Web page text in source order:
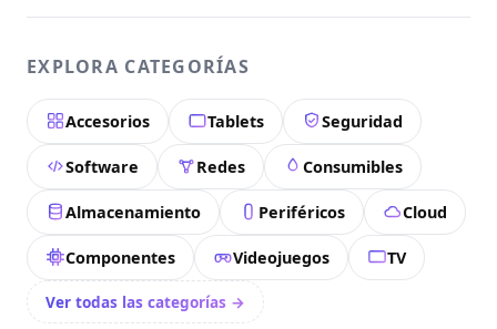
EXPLORA CATEGORÍAS
Accesorios Tablets Seguridad
Software Redes Consumibles
Almacenamiento Periféricos Cloud
Componentes Videojuegos TV
Ver todas las categorías →